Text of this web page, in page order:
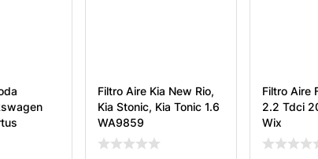
Filtro Aire Kia New Rio,
Kia Stonic, Kia Tonic 1.6
WA9859
Filtro Aire
2.2 Tdci
Wix